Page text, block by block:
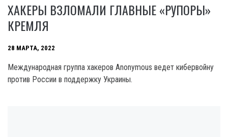
ХАКЕРЫ ВЗЛОМАЛИ ГЛАВНЫЕ «РУПОРЫ»
КРЕМЛЯ
28 МАРТА, 2022
Международная группа хакеров Anonymous ведет кибервойну
против России в поддержку Украины.